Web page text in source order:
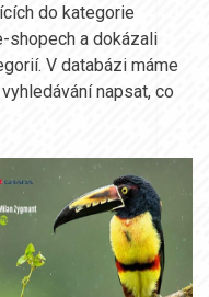
do kategorie
shopech a dokázali
V databázi máme
napsat, co